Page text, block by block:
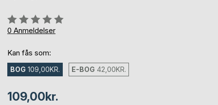
Anmeldelse::
0%
0 Anmeldelser
Kan fås som:
BOG 109,00KR. E-BOG 42,00KR.
109,00kr.